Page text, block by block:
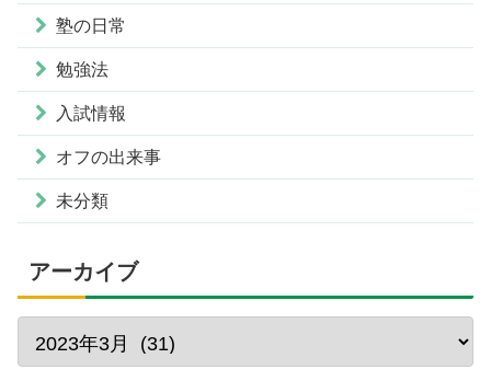
塾の日常
勉強法
入試情報
オフの出来事
未分類
アーカイブ